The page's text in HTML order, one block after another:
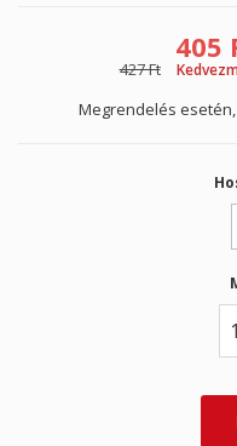
405
427 Ft
Megrendelés
Bejelentkezés
Be kell jelentkezned a